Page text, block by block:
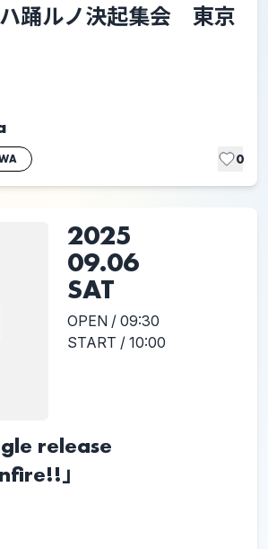
踊ルノ決起集会 東京
0
2025
09.06
SAT
OPEN / 09:30
START / 10:00
release
」